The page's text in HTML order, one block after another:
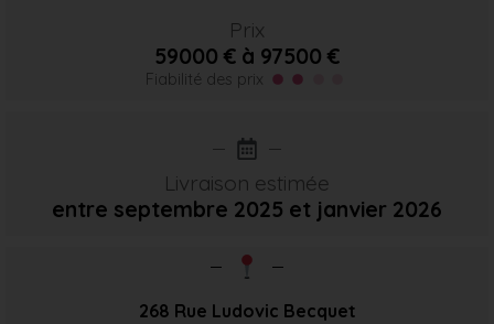
Prix
59000 € à 97500 €
Fiabilité des prix
Livraison estimée
entre septembre 2025 et janvier 2026
268 Rue Ludovic Becquet